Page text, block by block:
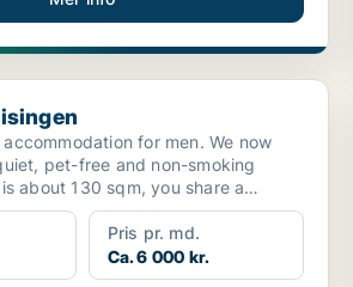
for men. We now
pet-free and non-smoking
about 130 sqm, you share a
Pris pr. md.
Ca. 6 000 kr.